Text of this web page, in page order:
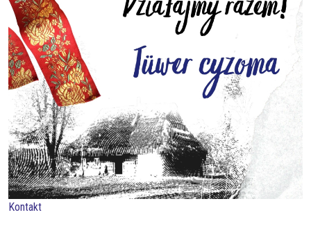
Kontakt